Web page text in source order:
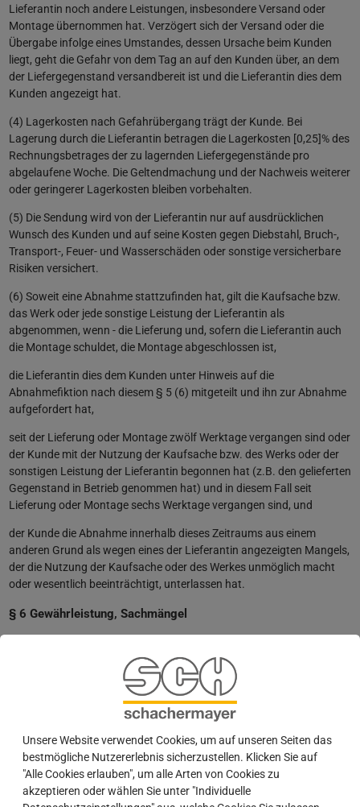
Unsere Website verwendet Cookies, um auf unseren Seiten das
bestmögliche Nutzererlebnis sicherzustellen. Klicken Sie auf
"Alle Cookies erlauben", um alle Arten von Cookies zu
akzeptieren oder wählen Sie unter "Individuelle
Lieferantin noch andere Leistungen, insbesondere Versand oder
Montage übernommen hat. Verzögert sich der Versand oder die
Übergabe infolge eines Umstandes, dessen Ursache beim Kunden
liegt, geht die Gefahr von dem Tag an auf den Kunden über, an dem
der Liefergegenstand versandbereit ist und die Lieferantin dies dem
Kunden angezeigt hat.
(4) Lagerkosten nach Gefahrübergang trägt der Kunde. Bei
Lagerung durch die Lieferantin betragen die Lagerkosten [0,25]% des
Rechnungsbetrages der zu lagernden Liefergegenstände pro
abgelaufene Woche. Die Geltendmachung und der Nachweis weiterer
oder geringerer Lagerkosten bleiben vorbehalten.
(5) Die Sendung wird von der Lieferantin nur auf ausdrücklichen
Wunsch des Kunden und auf seine Kosten gegen Diebstahl, Bruch-,
Transport-, Feuer- und Wasserschäden oder sonstige versicherbare
Risiken versichert.
(6) Soweit eine Abnahme stattzufinden hat, gilt die Kaufsache bzw.
das Werk oder jede sonstige Leistung der Lieferantin als
abgenommen, wenn - die Lieferung und, sofern die Lieferantin auch
die Montage schuldet, die Montage abgeschlossen ist,
die Lieferantin dies dem Kunden unter Hinweis auf die
Abnahmefiktion nach diesem § 5 (6) mitgeteilt und ihn zur Abnahme
aufgefordert hat,
seit der Lieferung oder Montage zwölf Werktage vergangen sind oder
der Kunde mit der Nutzung der Kaufsache bzw. des Werks oder der
sonstigen Leistung der Lieferantin begonnen hat (z.B. den gelieferten
Gegenstand in Betrieb genommen hat) und in diesem Fall seit
Lieferung oder Montage sechs Werktage vergangen sind, und
der Kunde die Abnahme innerhalb dieses Zeitraums aus einem
anderen Grund als wegen eines der Lieferantin angezeigten Mangels,
der die Nutzung der Kaufsache oder des Werkes unmöglich macht
oder wesentlich beeinträchtigt, unterlassen hat.
§ 6 Gewährleistung, Sachmängel
soweit eine Abnahme erforderlich ist, ab der Abnahme.
(2) Die gelieferten Gegenstände sind unverzüglich nach Ablieferung
an den Kunden oder an den von ihm bestimmten Dritten sorgfältig zu
untersuchen. Sie gelten als genehmigt, wenn der Lieferantin nicht
eine schriftliche Mängelrüge hinsichtlich offensichtlicher Mängel oder
anderer Mängel, die bei einer unverzüglichen, sorgfältigen
Untersuchung erkennbar waren, binnen sieben Werktagen nach
Ablieferung des Liefergegenstandes oder ansonsten binnen sieben